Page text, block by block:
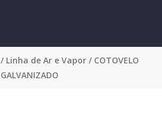
/ Linha de Ar e Vapor / COTOVELO
GALVANIZADO